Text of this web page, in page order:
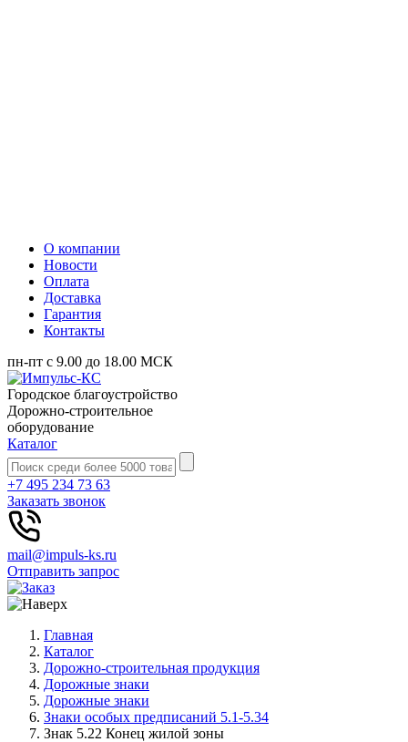
О компании
Новости
Оплата
Доставка
Гарантия
Контакты
пн-пт с 9.00 до 18.00 МСК
Городское благоустройство
Дорожно-строительное
оборудование
Каталог
+7 495 234 73 63
Заказать звонок
mail@impuls-ks.ru
Отправить запрос
Главная
Каталог
Дорожно-строительная продукция
Дорожные знаки
Дорожные знаки
Знаки особых предписаний 5.1-5.34
Знак 5.22 Конец жилой зоны